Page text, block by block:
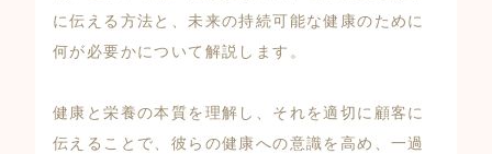
に伝える方法と、未来の持続可能な健康のために
何が必要かについて解説します。
健康と栄養の本質を理解し、それを適切に顧客に
伝えることで、彼らの健康への意識を高め、一過